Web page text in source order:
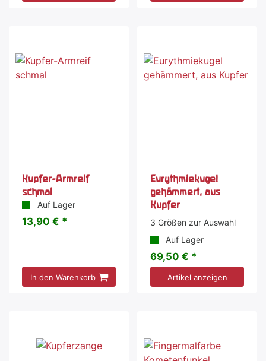
Kupfer-Armreif
schmal
Auf Lager
13,90 € *
In den Warenkorb
Eurythmiekugel
gehämmert, aus
Kupfer
3 Größen zur Auswahl
Auf Lager
69,50 € *
Artikel anzeigen